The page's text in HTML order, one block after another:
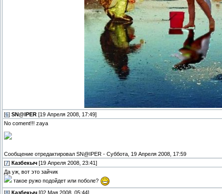
[6] SN@IPER [19 Апреля 2008, 17:49]
No coment!!! zaya
Сообщение отредактировал SN@IPER - Суббота, 19 Апреля 2008, 17:59
[7] Казбекыч [19 Апреля 2008, 23:41]
Да уж, вот это зайчик
такое ружо подойдет или поболе?
[8] Казбекыч [02 Мая 2008, 05:44]